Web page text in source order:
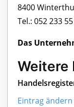
8400
Tel.: 052 233
Das
Weitere
Eintrag ändern